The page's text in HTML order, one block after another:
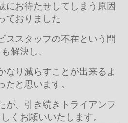
にお待たせしてしまう原因
ておりました
ススタッフの不在という問
解決し、
なり減らすことが出来るよ
たと思います。
が、引き続きトライアンフ
くお願いいたします。